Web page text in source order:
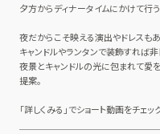
夕方からディナータイムにかけて行う
夜だからこそ映える演出やドレスも
キャンドルやランタンで装飾すれば
夜景とキャンドルの光に包まれて愛
提案。
「詳しくみる」でショート動画をチェッ